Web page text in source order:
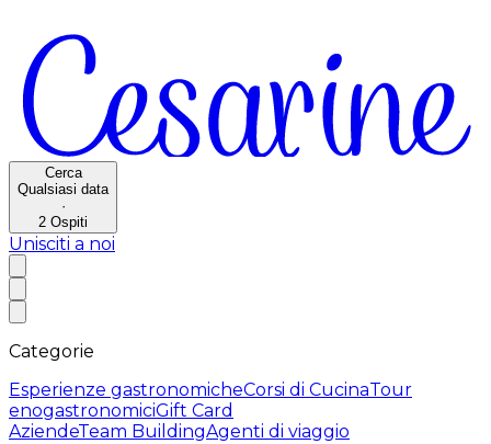
Cerca
Qualsiasi data
·
2 Ospiti
Unisciti a noi
Categorie
Esperienze gastronomicheCorsi di CucinaTour
enogastronomiciGift Card
AziendeTeam BuildingAgenti di viaggio